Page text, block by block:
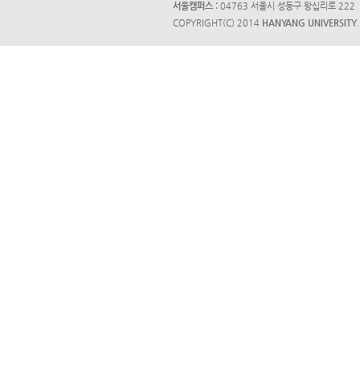
서울캠퍼스 : 04763 서울시 성동구 왕십리로 222
COPYRIGHT(C) 2014 HANYANG UNIVERSITY